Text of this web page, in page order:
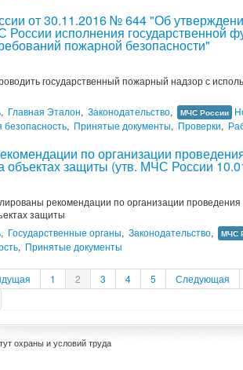
от 30.11.2016 № 644 "Об
исполнения государственной
пожарной безопасности"
государственный пожарный надзор с
, Главная Эталон, Законодательство, МЧС России
, Принятые документы, Проверки,
по организации
объектах защиты (утв. МЧС России
рекомендации по организации проведения
защиты
, Государственные органы, Законодательство, МЧС
, Принятые документы
1 2 3 4 5
Следующая
охраны и условий труда